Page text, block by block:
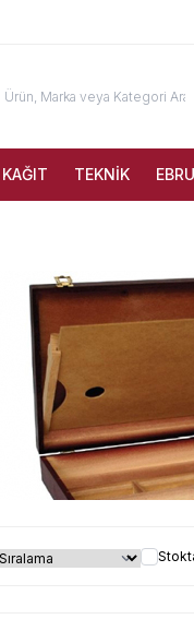
KAĞIT TEKNİK EBRU